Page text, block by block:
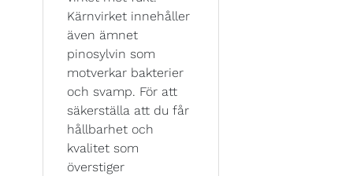
Kärnvirket innehåller
även ämnet
pinosylvin som
motverkar bakterier
och svamp. För att
säkerställa att du får
hållbarhet och
kvalitet som
överstiger